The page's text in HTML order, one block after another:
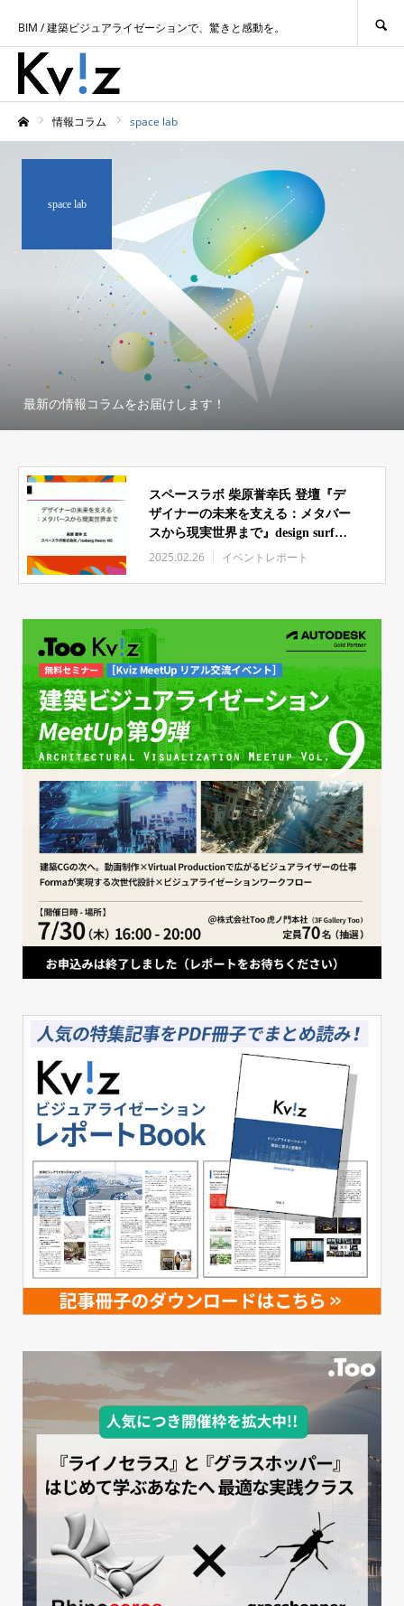
BIM / 建築ビジュアライゼーションで、驚きと感動を。
情報コラム space lab
space lab
最新の情報コラムをお届けします！
スペースラボ 柴原誉幸氏 登壇『デ
ザイナーの未来を支える：メタバー
スから現実世界まで』design surf
2024（デザインサーフ）セミナーレ
2025.02.26 イベントレポート